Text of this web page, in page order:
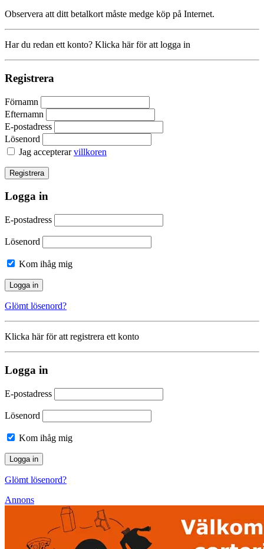
Observera att ditt betalkort måste medge köp på Internet.
Har du redan ett konto? Klicka här för att logga in
Registrera
Förnamn
Efternamn
E-postadress
Lösenord
Jag accepterarvillkoren
Logga in
E-postadress
Lösenord
Kom ihåg mig
Glömt lösenord?
Klicka här för att registrera ett konto
Logga in
E-postadress
Lösenord
Kom ihåg mig
Glömt lösenord?
Annons